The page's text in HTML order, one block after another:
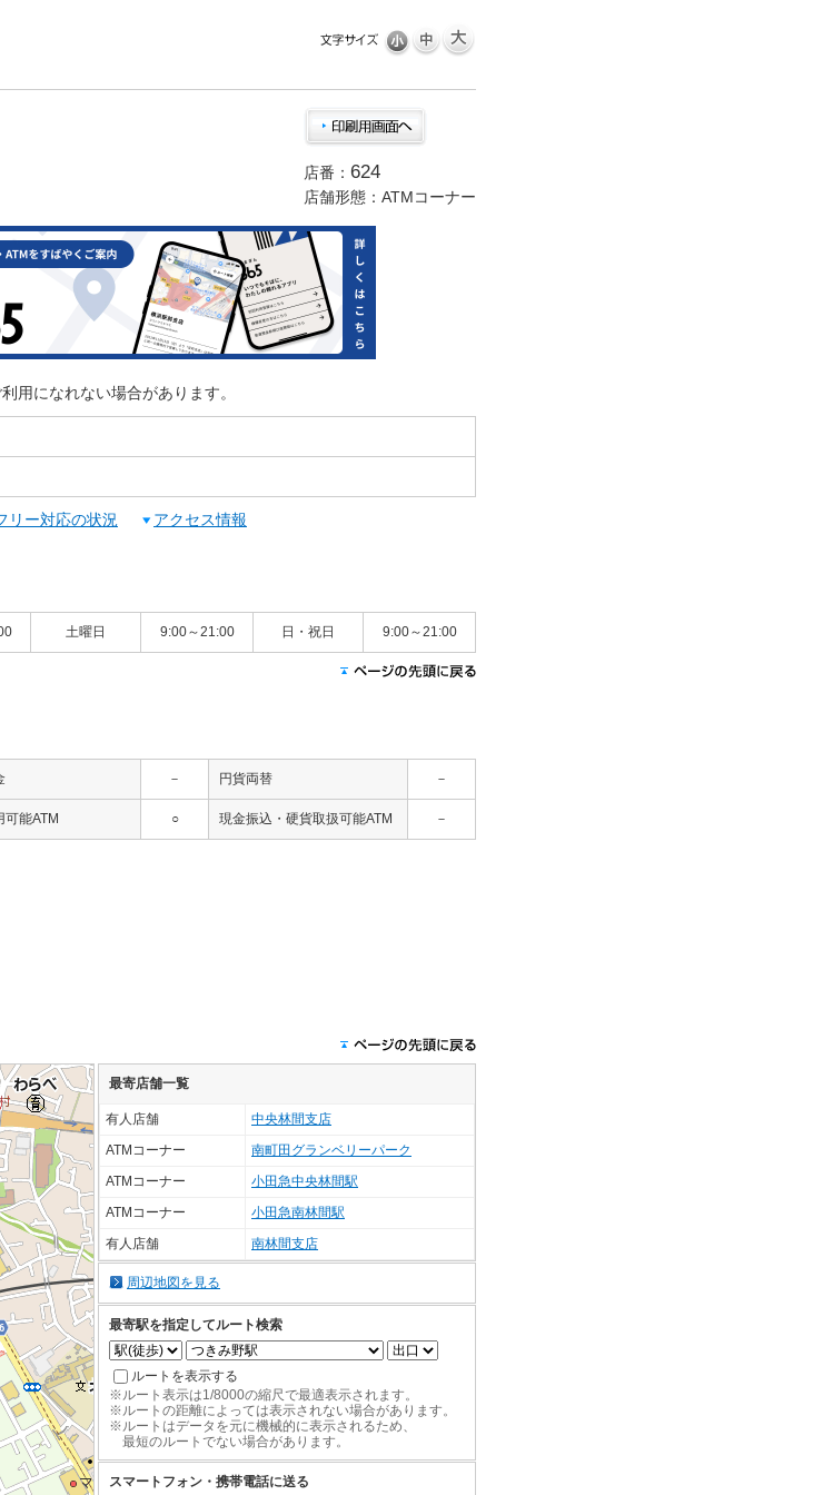
店番： 624
店舗形態：ATMコーナー
用になれない場合があります。
リー対応の状況 アクセス情報
土曜日 9:00～21:00 日・祝日 9:00～21:00
－ 円貨両替 －
可能ATM ○ 現金振込・硬貨取扱可能ATM －
最寄店舗一覧
有人店舗
中央林間支店
ATMコーナー
南町田グランベリーパーク
ATMコーナー
小田急中央林間駅
ATMコーナー
小田急南林間駅
有人店舗
南林間支店
周辺地図を見る
最寄駅を指定してルート検索
ルートを表示する
※ルート表示は1/8000の縮尺で最適表示されます。
※ルートの距離によっては表示されない場合があります。
※ルートはデータを元に機械的に表示されるため、
最短のルートでない場合があります。
スマートフォン・携帯電話に送る